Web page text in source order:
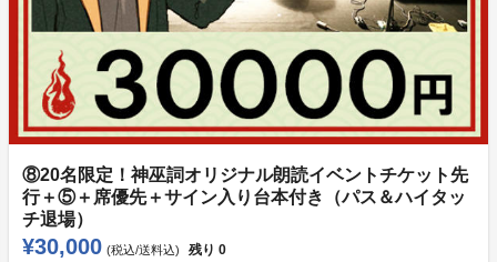
【利用可能なコンビニ】
・ファミリーマート
・ミニストップ
・セイコーマート
その他ソレオス会員登録、お届け先住所の変更、領収書
の発行などプラットフォームの仕様に関連して多く寄せ
られるご質問への回答は、下記のURLを参照くださ
⑧20名限定！神巫詞オリジナル朗読イベントチケット先
行＋⑤＋席優先＋サイン入り台本付き（パス＆ハイタッ
チ退場）
¥30,000 (税込/送料込) 残り 0